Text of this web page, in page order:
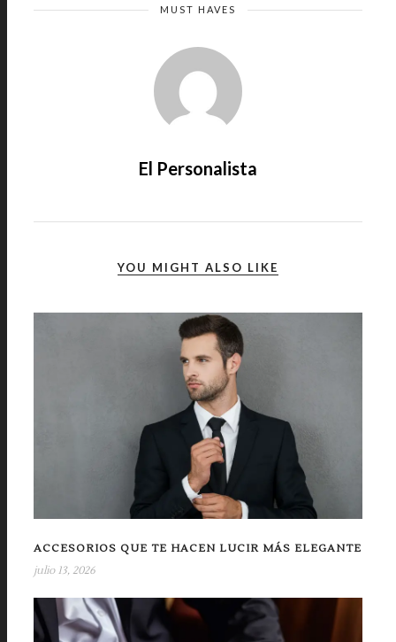
MUST HAVES
El Personalista
YOU MIGHT ALSO LIKE
ACCESORIOS QUE TE HACEN LUCIR MÁS ELEGANTE
julio 13, 2026